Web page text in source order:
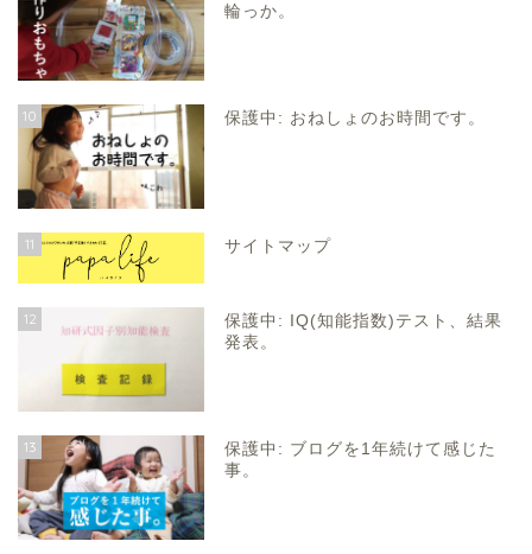
輪っか。
10 保護中: おねしょのお時間です。
11 サイトマップ
12
保護中: IQ(知能指数)テスト、結果
発表。
13
保護中: ブログを1年続けて感じた
事。